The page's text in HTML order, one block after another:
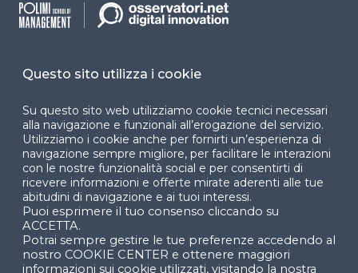
Facebook LinkedIn
© 2024 Copyright © Politecnico di Milano Dipartimento
di Ingegneria Gestionale
Questo sito utilizza i cookie
Su questo sito web utilizziamo cookie tecnici necessari
alla navigazione e funzionali all’erogazione del servizio.
Utilizziamo i cookie anche per fornirti un’esperienza di
navigazione sempre migliore, per facilitare le interazioni
con le nostre funzionalità social e per consentirti di
ricevere informazioni e offerte mirate aderenti alle tue
abitudini di navigazione e ai tuoi interessi.
Puoi esprimere il tuo consenso cliccando su
ACCETTA.
Potrai sempre gestire le tue preferenze accedendo al
nostro COOKIE CENTER e ottenere maggiori
informazioni sui cookie utilizzati, visitando la nostra